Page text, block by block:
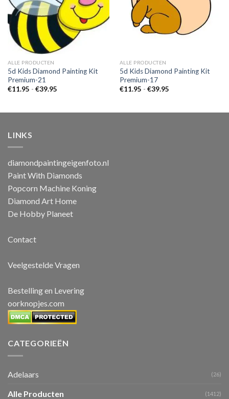
ALLE PRODUCTEN
5d Kids Diamond Painting Kit
Premium-21
€11.95 - €39.95Prijsklasse:
ALLE PRODUCTEN
5d Kids Diamond Painting Kit
Premium-17
€11.95 - €39.95Prijsklasse:
LINKS
diamondpaintingeigenfoto.nl
Paint With Diamonds
Popcorn Machine Koning
Diamond Art Home
De Hobby Planeet
Contact
Veelgestelde Vragen
Bestelling en Levering
oorknopjes.com
CATEGORIEËN
Adelaars (26)
Alle Producten (1412)